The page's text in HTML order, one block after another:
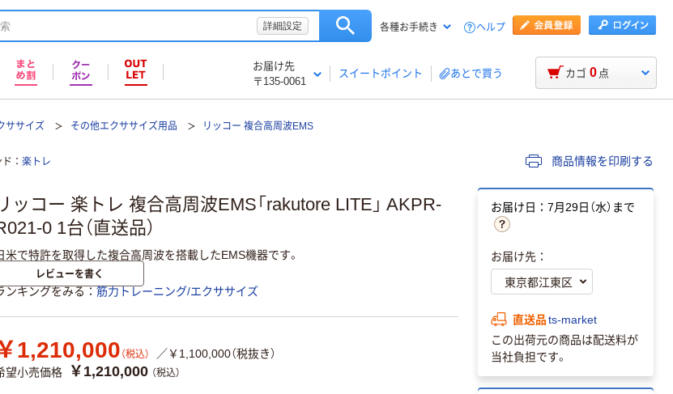
詳細設定 各種お手続き ヘルプ
お届け先
〒135-0061
スイートポイント あとで買う カゴ 0 点
ササイズ その他エクササイズ用品 リッコー 複合高周波EMS
ド 楽トレ 商品情報を印刷する
ッコー 楽トレ 複合高周波EMS「rakutore LITE」 AKPR-
0 1台（直送品）
米で特許を取得した複合高周波を搭載したEMS機器です。
レビューを書く
ンキングをみる 筋力トレーニング/エクササイズ
1,210,000 （税込）
／￥1,100,000（税抜き）
望小売価格
￥1,210,000 （税込）
お届け日：7月29日（水）まで
お届け先：
直送品ts-market
この出荷元の商品は配送料が
当社負担です。